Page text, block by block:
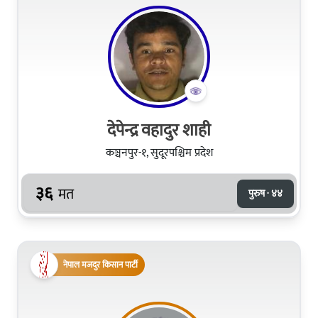
देपेन्द्र वहादुर शाही
कञ्चनपुर-१, सुदूरपश्चिम प्रदेश
३६ मत पुरुष · ४४
नेपाल मजदुर किसान पार्टी